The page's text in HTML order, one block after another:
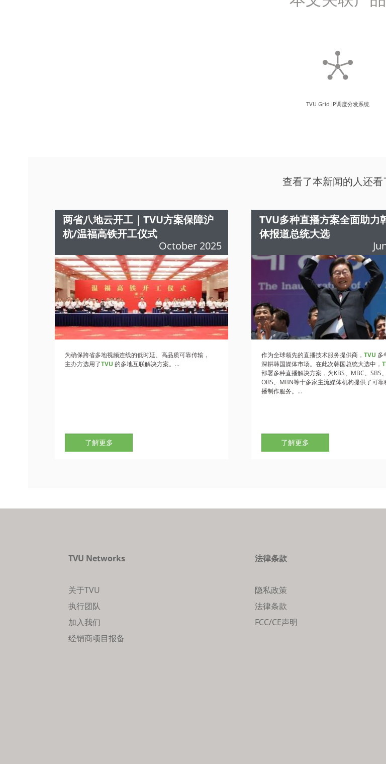
TVU Grid IP调度分发系统
查看了本新闻的人还看
两省八地云开工｜TVU方案保障沪
杭/温福高铁开工仪式
October 2025
为确保跨省多地视频连线的低时延、高品质可靠传输，
主办方选用了TVU 的多地互联解决方案。...
了解更多
TVU多种直播方案全面助力
体报道总统大选
作为全球领先的直播技术服务提供商， TVU 多
深耕韩国媒体市场。在此次韩国总统大选中，
部署多种直播解决方案，为KBS、MBC、SBS、
OBS、MBN等十多家主流媒体机构提供了可靠
播制作服务。...
了解更多
TVU Networks
关于TVU
执行团队
加入我们
经销商项目报备
法律条款
隐私政策
法律条款
FCC/CE声明